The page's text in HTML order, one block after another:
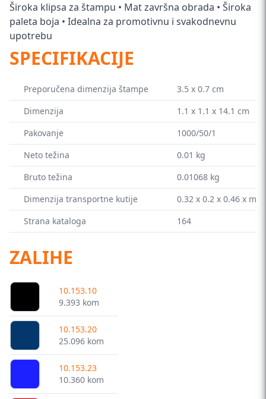
Široka klipsa za štampu • Mat završna obrada • Široka
paleta boja • Idealna za promotivnu i svakodnevnu
upotrebu
SPECIFIKACIJE
Preporučena dimenzija štampe
3.5 x 0.7 cm
Dimenzija
1.1 x 1.1 x 14.1 cm
Pakovanje
1000/50/1
Neto težina
0.01 kg
Bruto težina
0.01068 kg
Dimenzija transportne kutije
0.32 x 0.2 x 0.46 x m
Strana kataloga
164
ZALIHE
10.153.10
9.393 kom
10.153.20
25.096 kom
10.153.23
10.360 kom